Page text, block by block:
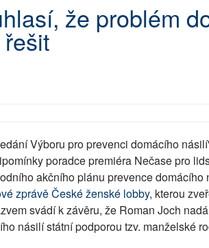
že problém
Výboru pro prevenci domácího
poradce premiéra Nečase pro
akčního plánu prevence domácího
zprávě České ženské lobby, kterou
svádí k závěru, že Roman Joch
násilí státní podporou tzv. manželské